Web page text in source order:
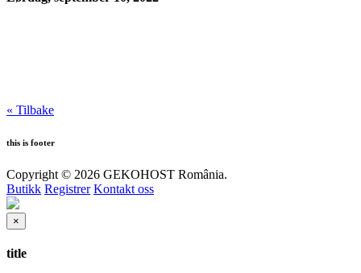
« Tilbake
this is footer
Copyright © 2026 GEKOHOST România.
Butikk Registrer Kontakt oss
×
Lukk
title